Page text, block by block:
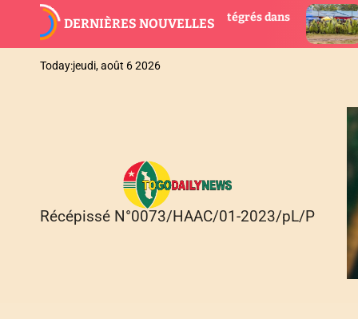
DERNIÈRES NOUVELLES
magistrats intégrés dans
AGBOGBOZA 2026 :
suspendues, place
Today:jeudi, août 6 2026
T
Récépissé N°0073/HAAC/01-2023/pL/P